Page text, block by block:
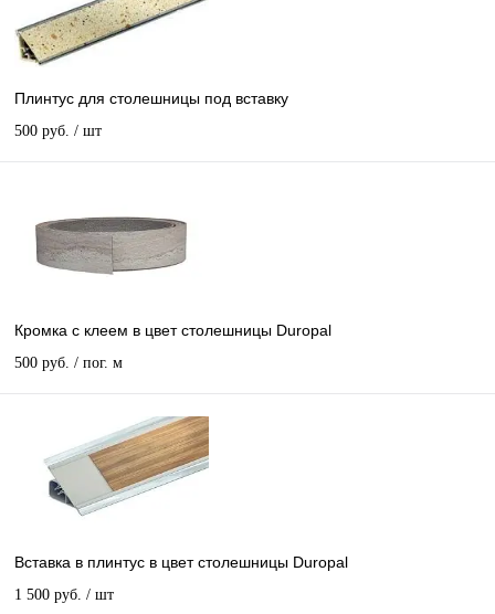
Плинтус для столешницы под вставку
500 руб. / шт
Кромка с клеем в цвет столешницы Duropal
500 руб. / пог. м
Вставка в плинтус в цвет столешницы Duropal
1 500 руб. / шт